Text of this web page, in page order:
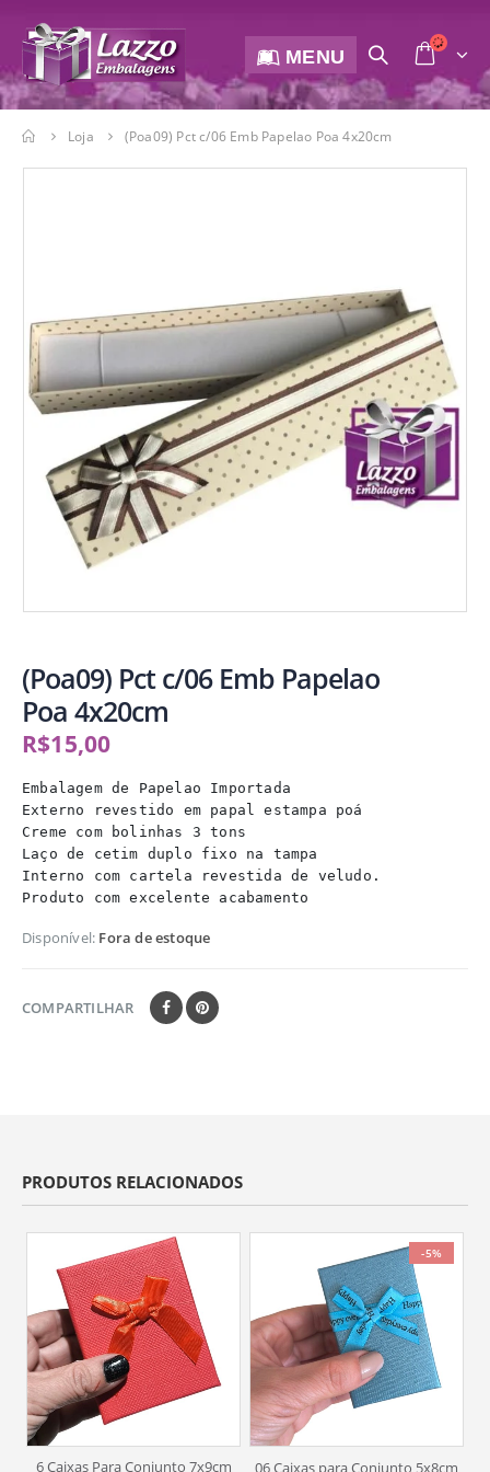
MENU
Loja (Poa09) Pct c/06 Emb Papelao Poa 4x20cm
(Poa09) Pct c/06 Emb Papelao
Poa 4x20cm
R$15,00
Embalagem de Papelao Importada
Externo revestido em papal estampa poá
Creme com bolinhas 3 tons
Laço de cetim duplo fixo na tampa
Interno com cartela revestida de veludo.
Produto com excelente acabamento
Disponível: Fora de estoque
COMPARTILHAR
PRODUTOS RELACIONADOS
6 Caixas Para Conjunto 7x9cm
-5%
06 Caixas para Conjunto 5x8cm